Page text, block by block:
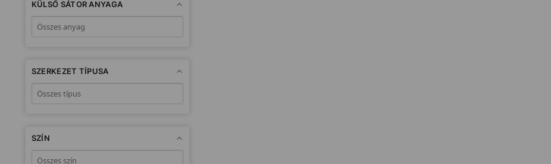
KÜLSŐ SÁTOR ANYAGA
SZERKEZET TÍPUSA
SZÍN